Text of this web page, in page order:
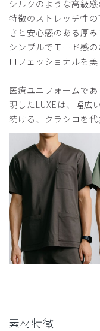
店舗で見かけたの
た。実際に使ってみ
も個人的には良い点
った方が好みという
もしれませんが、そ
商品：305メンズ:
ディープネイビー/L
役に立った 0
yachan様
購入確認済み
年齢: 60代 身長:
サイズ感小さめ
ストレッチ感
よく
ディープネイビー/L
シルクのような高級
特徴のストレッチ性
さと安心感のある厚み
シンプルでモード感
ロフェッショナルを美
医療ユニフォームで
現したLUXEは、幅広
続ける、クラシコを代
素材特徴